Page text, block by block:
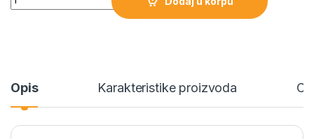
Opis Karakteristike proizvoda